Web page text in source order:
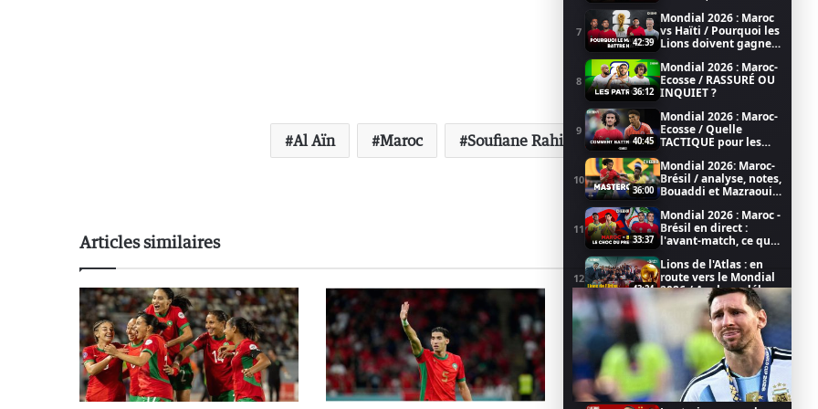
7
42:39
Mondial 2026 : Maroc
vs Haïti / Pourquoi les
Lions doivent gagner
la FIFA 2026
8
36:12
Mondial 2026 : Maroc-
Ecosse / RASSURÉ OU
INQUIET ?
9
40:45
Mondial 2026 : Maroc-
Ecosse / Quelle
TACTIQUE pour les
10
36:00
Mondial 2026: Maroc-
Brésil / analyse, notes,
Bouaddi et Mazraoui
11
33:37
Mondial 2026 : Maroc -
Brésil en direct :
l'avant-match, ce qu'il
LIVE)
12
43:24
Lions de l'Atlas : en
route vers le Mondial
2026 / Analyse, débat,
football dans CHEBKA
25:57
Achraf Hakimi, porte
bonheur du PSG pour
la Champions League
(CHEBKA 2/2)
14
42:46
PSG vs Arsenal :
l'avant match avec les
fan-clubs du MAROC !
Al Aïn Maroc Soufiane Rahimi
Articles similaires